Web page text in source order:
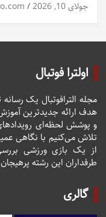
جولای 10, 2026
اولترا فوتبال
مجله الترافوتبال یک
هدف ارائه جدیدترین
و پوشش لحظه‌ای
تلاش می‌کنیم با نگاهی
از یک بازی ورزشی
طرفداران این رشته
گالری